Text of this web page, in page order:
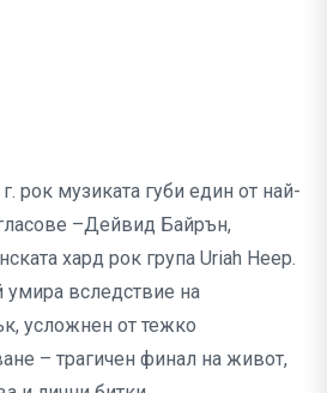
рок музиката губи един от най-
–Дейвид Байрън,
хард рок група Uriah Heep.
умира вследствие на
усложнен от тежко
– трагичен финал на живот,